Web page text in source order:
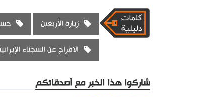
زيارة الأربعين
الافراج عن السجناء
شاركوا هذا الخبر مع أصدقائكم